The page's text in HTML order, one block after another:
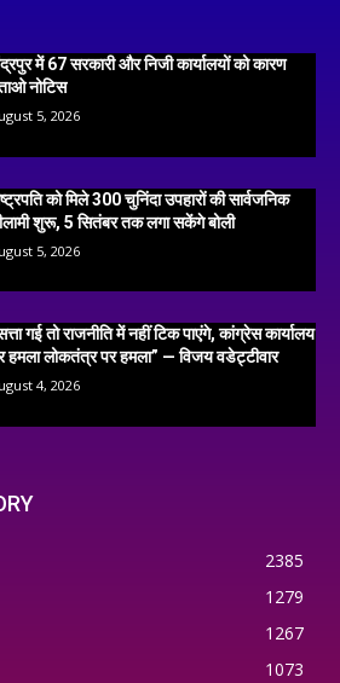
में 67 सरकारी और निजी कार्यालयों को कारण
नोटिस
5, 2026
को मिले 300 चुनिंदा उपहारों की सार्वजनिक
शुरू, 5 सितंबर तक लगा सकेंगे बोली
5, 2026
गई तो राजनीति में नहीं टिक पाएंगे, कांग्रेस कार्यालय
हमला लोकतंत्र पर हमला” — विजय वडेट्टीवार
4, 2026
2385
1279
1267
1073